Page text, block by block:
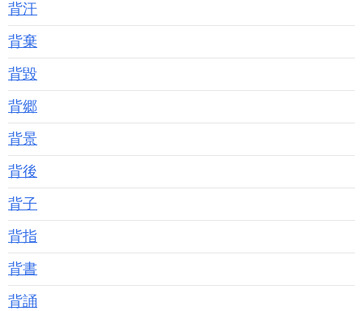
背汗
背棄
背毀
背郷
背景
背後
背子
背指
背書
背誦